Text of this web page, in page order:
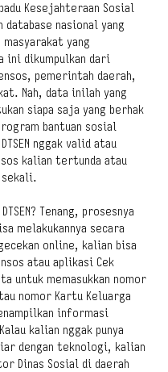
Kesejahteraan Sosial
database nasional yang
yang
ini dikumpulkan dari
pemerintah daerah,
Nah, data inilah yang
siapa saja yang berhak
bantuan sosial
nggak valid atau
kalian tertunda atau
sekali.
Tenang, prosesnya
melakukannya secara
online, kalian bisa
atau aplikasi Cek
untuk memasukkan nomor
nomor Kartu Keluarga
informasi
kalian nggak punya
dengan teknologi, kalian
Dinas Sosial di daerah